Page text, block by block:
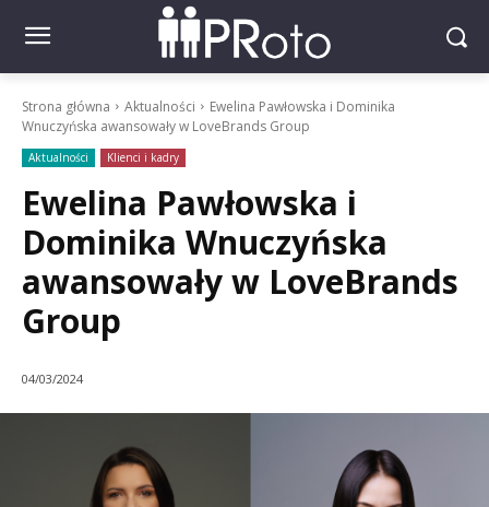
Strona główna Aktualności
Ewelina Pawłowska i Dominika
Wnuczyńska awansowały w LoveBrands Group
Aktualności Klienci i kadry
Ewelina Pawłowska i
Dominika Wnuczyńska
awansowały w LoveBrands
Group
04/03/2024